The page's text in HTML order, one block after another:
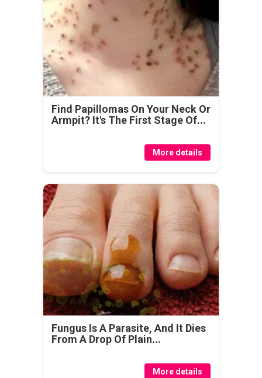
Find Papillomas On Your Neck Or
Armpit? It's The First Stage Of...
More details
Fungus Is A Parasite, And It Dies
From A Drop Of Plain...
More details